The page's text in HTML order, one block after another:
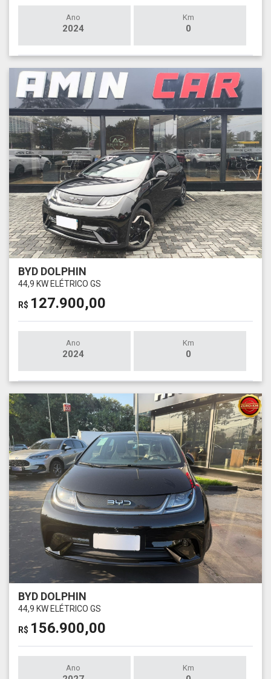
Ano
2024
Km
0
BYD DOLPHIN
44,9 KW ELÉTRICO GS
R$ 127.900,00
Ano
2024
Km
0
BYD DOLPHIN
44,9 KW ELÉTRICO GS
R$ 156.900,00
Ano Km